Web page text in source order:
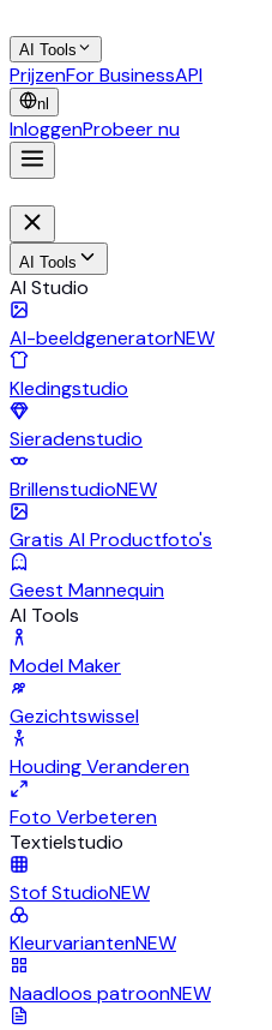
AI Tools
PrijzenFor BusinessAPI
nl
InloggenProbeer nu
AI Tools
AI Studio
AI-beeldgeneratorNEW
Kledingstudio
Sieradenstudio
BrillenstudioNEW
Gratis AI Productfoto's
Geest Mannequin
AI Tools
Model Maker
Gezichtswissel
Houding Veranderen
Foto Verbeteren
Textielstudio
Stof StudioNEW
KleurvariantenNEW
Naadloos patroonNEW